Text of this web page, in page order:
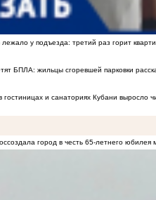
у подъезда: третий раз горит
БПЛА: жильцы сгоревшей парковки
и санаториях Кубани выросло
город в честь 65-летнего юбилея